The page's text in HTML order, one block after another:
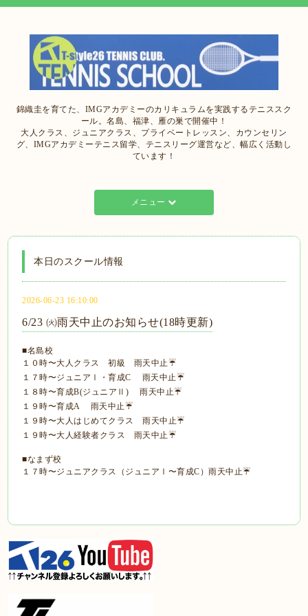
錦織圭を育てた、IMGアカデミーのカリキュラムを実践するテニススク
ール。名島、福津、雁の巣で開催中！
大人クラス、ジュニアクラス、プライベートレッスン、カウンセリン
グ、IMGアカデミーテニス留学、テニスリーグ運営など、幅広く活動し
ています！
メニュー
本日のスクール情報
2026-06-23 16:10:00
6/23 ㈫雨天中止のお知らせ(18時更新)
■名島校
１０時〜大人クラス 初級 雨天中止☔
１７時〜ジュニアⅠ・育成C 雨天中止☔
１８時〜育成B(ジュニアⅡ) 雨天中止☔
１９時〜育成A 雨天中止☔
１９時〜大人はじめてクラス 雨天中止☔
１９時〜大人経験者クラス 雨天中止☔
■なまず校
１７時〜ジュニアクラス（ジュニアⅠ〜育成C）雨天中止☔